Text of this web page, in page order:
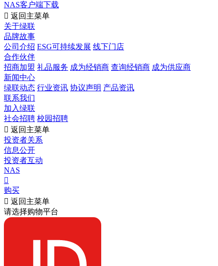
NAS客户端下载
 返回主菜单
关于绿联
品牌故事
公司介绍 ESG可持续发展 线下门店
合作伙伴
招商加盟 礼品服务 成为经销商 查询经销商 成为供应商
新闻中心
绿联动态 行业资讯 协议声明 产品资讯
联系我们
加入绿联
社会招聘 校园招聘
 返回主菜单
投资者关系
信息公开
投资者互动
NAS

购买
 返回主菜单
请选择购物平台